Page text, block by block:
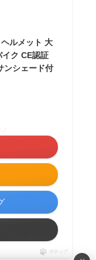
ルメット 大
ク CE認証
ンシェード付
ポチップ